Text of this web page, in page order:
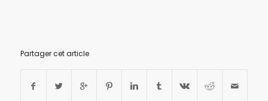
Partager cet article